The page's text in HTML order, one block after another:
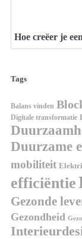
Hoe creëer je
Tags
Balans vinden
Digitale transformatie
Duurzame
mobiliteit
efficiëntie
Gezonde
Gezondheid